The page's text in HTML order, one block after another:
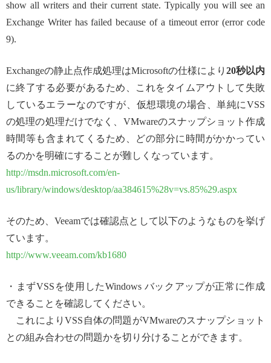
show all writers and their current state. Typically you will see an
Exchange Writer has failed because of a timeout error (error code
9).
Exchangeの静止点作成処理はMicrosoftの仕様により 20秒以内
に終了する必要があるため、これをタイムアウトして失敗
しているエラーなのですが、仮想環境の場合、単純にVSS
の処理の処理だけでなく、VMwareのスナップショット作成
時間等も含まれてくるため、どの部分に時間がかかってい
るのかを明確にすることが難しくなっています。
http://msdn.microsoft.com/en-
us/library/windows/desktop/aa384615%28v=vs.85%29.aspx
そのため、Veeamでは確認点として以下のようなものを挙げ
ています。
http://www.veeam.com/kb1680
・まずVSSを使用したWindows バックアップが正常に作成
できることを確認してください。
これによりVSS自体の問題がVMwareのスナップショット
との組み合わせの問題かを切り分けることができます。